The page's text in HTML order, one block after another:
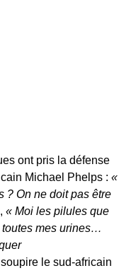
ont pris la défense
Michael Phelps : «
? On ne doit pas être
, « Moi les pilules que
toutes mes urines…
le sud-africain